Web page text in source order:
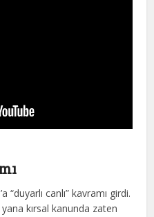
“duyarlı canlı” kavramı girdi.
kırsal kanunda zaten